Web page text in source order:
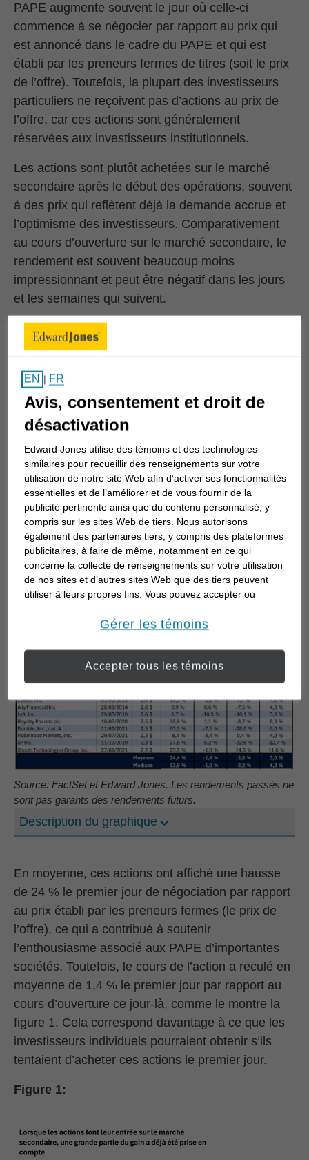
PAPE augmente souvent le jour où celle-ci
commence à se négocier par rapport au prix qui
est annoncé dans le cadre du PAPE et qui est
établi par les preneurs fermes de titres (soit le prix
de l’offre). Toutefois, la plupart des investisseurs
particuliers ne reçoivent pas d’actions au prix de
l’offre, car ces actions sont généralement
réservées aux investisseurs institutionnels.
Les actions sont plutôt achetées sur le marché
secondaire après le début des opérations, souvent
à des prix qui reflètent déjà la demande accrue et
l’optimisme des investisseurs. Comparativement
au cours d’ouverture sur le marché secondaire, le
rendement est souvent beaucoup moins
impressionnant et peut être négatif dans les jours
et les semaines qui suivent.
Le rendement des cours historique de 30 des plus
importants PAPE des sociétés de l’indice Russell
l’écart entre le rendement par rapport au prix de
l’offre et ce que les investisseurs particuliers
pourraient réellement obtenir.
Tableau 1 :
Source: FactSet et Edward Jones. Les rendements passés ne
sont pas garants des rendements futurs.
Description du graphique
En moyenne, ces actions ont affiché une hausse
de 24 % le premier jour de négociation par rapport
au prix établi par les preneurs fermes (le prix de
l’offre), ce qui a contribué à soutenir
l’enthousiasme associé aux PAPE d’importantes
sociétés. Toutefois, le cours de l’action a reculé en
moyenne de 1,4 % le premier jour par rapport au
cours d’ouverture ce jour-là, comme le montre la
figure 1. Cela correspond davantage à ce que les
investisseurs individuels pourraient obtenir s’ils
tentaient d’acheter ces actions le premier jour.
Figure 1:
EN | FR
Avis, consentement et droit de
désactivation
Edward Jones utilise des témoins et des technologies
similaires pour recueillir des renseignements sur votre
utilisation de notre site Web afin d’activer ses fonctionnalités
essentielles et de l’améliorer et de vous fournir de la
publicité pertinente ainsi que du contenu personnalisé, y
compris sur les sites Web de tiers. Nous autorisons
également des partenaires tiers, y compris des plateformes
publicitaires, à faire de même, notamment en ce qui
concerne la collecte de renseignements sur votre utilisation
de nos sites et d’autres sites Web que des tiers peuvent
utiliser à leurs propres fins. Vous pouvez accepter ou
Pour en savoir plus sur la façon dont nous utilisons les
veuillez consulter notreDéclaration de confidentialité de
l’information transmise en ligne opens in a new window
.
Gérer les témoins
Accepter tous les témoins